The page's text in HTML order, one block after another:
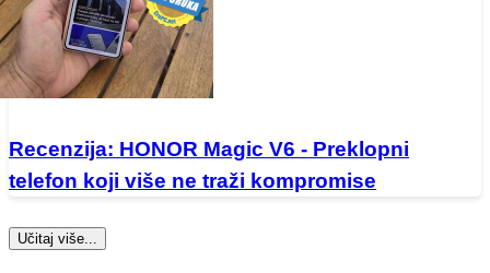
Recenzija: HONOR Magic V6 - Preklopni
telefon koji više ne traži kompromise
Učitaj više...